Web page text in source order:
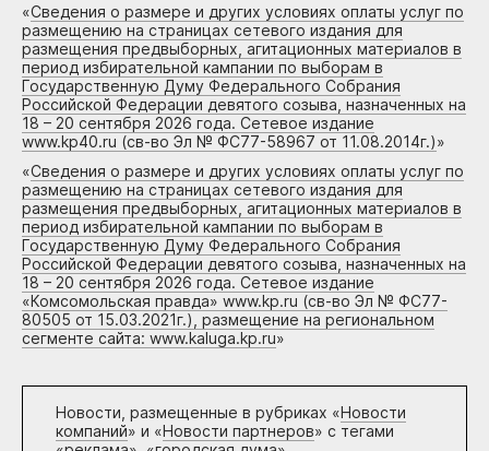
«Сведения о размере и других условиях оплаты услуг по
размещению на страницах сетевого издания для
размещения предвыборных, агитационных материалов в
период избирательной кампании по выборам в
Государственную Думу Федерального Собрания
Российской Федерации девятого созыва, назначенных на
18 – 20 сентября 2026 года. Сетевое издание
www.kp40.ru (св-во Эл № ФС77-58967 от 11.08.2014г.)»
«Сведения о размере и других условиях оплаты услуг по
размещению на страницах сетевого издания для
размещения предвыборных, агитационных материалов в
период избирательной кампании по выборам в
Государственную Думу Федерального Собрания
Российской Федерации девятого созыва, назначенных на
18 – 20 сентября 2026 года. Сетевое издание
«Комсомольская правда» www.kp.ru (св-во Эл № ФС77-
80505 от 15.03.2021г.), размещение на региональном
сегменте сайта: www.kaluga.kp.ru»
Новости, размещенные в рубриках «Новости
компаний» и «Новости партнеров» с тегами